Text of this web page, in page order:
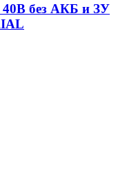
без АКБ и ЗУ